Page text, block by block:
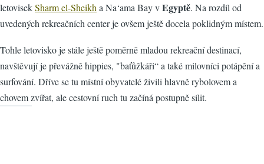
letovisekSharm el-Sheikha Na‘ama Bay vEgyptě. Na rozdíl od
uvedených rekreačních center je ovšem ještě docela poklidným místem.
Tohle letovisko je stále ještě poměrně mladou rekreační destinací,
navštěvují je převážně hippies, "baťůžkáři“ a také milovníci potápění a
surfování. Dříve se tu místní obyvatelé živili hlavně rybolovem a
chovem zvířat, ale cestovní ruch tu začíná postupně sílit.